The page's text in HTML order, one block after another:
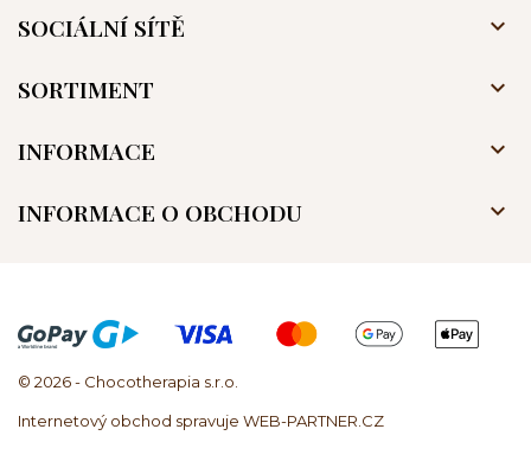
SOCIÁLNÍ SÍTĚ 
SORTIMENT 
INFORMACE 
INFORMACE O OBCHODU 
© 2026 - Chocotherapia s.r.o.
Internetový obchod spravuje WEB-PARTNER.CZ